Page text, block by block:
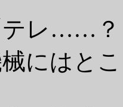
テレ……
にはと